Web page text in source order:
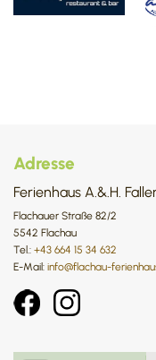
Adresse
Ferienhaus A.&.H.
Flachauer Straße 82/2
5542 Flachau
Tel.: +43 664 15 34 632
E-Mail: info@flachau-